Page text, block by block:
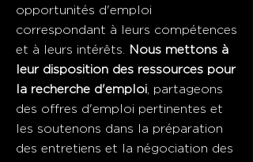
opportunités d'emploi
correspondant à leurs compétences
et à leurs intérêts.
Nous mettons à
leur disposition des ressources pour
la recherche d'emploi , partageons
des offres d'emploi pertinentes et
les soutenons dans la préparation
des entretiens et la négociation des